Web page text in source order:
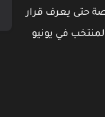
حتى يعرف قرار
في يونيو